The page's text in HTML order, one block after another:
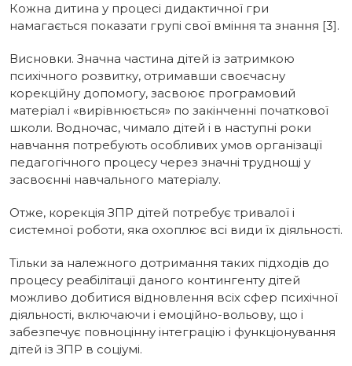
Кожна дитина у процесі дидактичної гри
намагається показа­ти групі свої вміння та знання [3].
Висновки. Значна частина дітей із затримкою
психічного розвитку, отримавши своєчасну
корекційну допомогу, засвоює програмовий
матеріал і «вирівнюється» по закінченні початкової
школи. Водночас, чимало дітей і в наступні роки
навчання потребують особливих умов організації
педагогічного процесу через значні труднощі у
засвоєнні навчального матеріалу.
Отже, корекція ЗПР дітей потребує тривалої і
системної роботи, яка охоплює всі види їх діяльності.
Тільки за належного дотримання таких підходів до
процесу реабілітації даного контингенту дітей
можливо добитися відновлення всіх сфер психічної
діяльності, включаючи і емоційно-вольову, що і
забезпечує повноцінну інтеграцію і функціонування
дітей із ЗПР в соціумі.